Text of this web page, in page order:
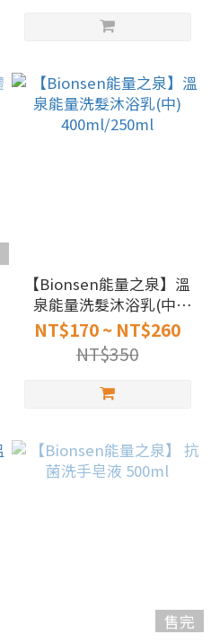
【Bionsen能量之泉】溫
泉能量洗髮沐浴乳(中)
400ml/250ml
NT$170 ~ NT$260
NT$350
售完